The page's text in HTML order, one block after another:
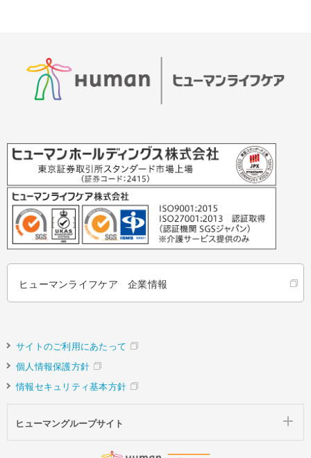
ヒューマンライフケア 企業情報
サイトのご利用にあたって
個人情報保護方針
情報セキュリティ基本方針
ヒューマングループサイト